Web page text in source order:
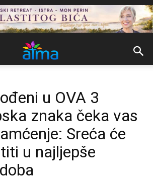
u OVA 3
znaka čeka vas
Sreća će
u najljepše